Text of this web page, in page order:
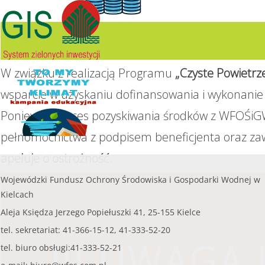
W związku z realizacją Programu „Czyste
wsparcie w uzyskaniu dofinansowania i
Ponieważ proces pozyskiwania środków z
pełnomocnictwa z podpisem beneficjenta oraz
apeluje o ostrożność.
czytaj więcej...
przedsięwzięcie objęte wnioskiem nie może
przekroczyć8 000,00 zł.
......
czytaj więcej...
Wojewódzki Fundusz Ochrony Środowiska i Gospodarki Wodnej w
Kielcach
Aleja Księdza Jerzego Popiełuszki 41, 25-155 Kielce
tel. sekretariat: 41-366-15-12, 41-333-52-20
tel. biuro obsługi:41-333-52-21